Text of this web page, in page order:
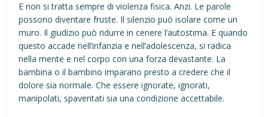
E non si tratta sempre di violenza fisica. Anzi. Le parole
possono diventare fruste. Il silenzio può isolare come un
muro. Il giudizio può ridurre in cenere l’autostima. E quando
questo accade nell’infanzia e nell’adolescenza, si radica
nella mente e nel corpo con una forza devastante. La
bambina o il bambino imparano presto a credere che il
dolore sia normale. Che essere ignorate, ignorati,
manipolati, spaventati sia una condizione accettabile.